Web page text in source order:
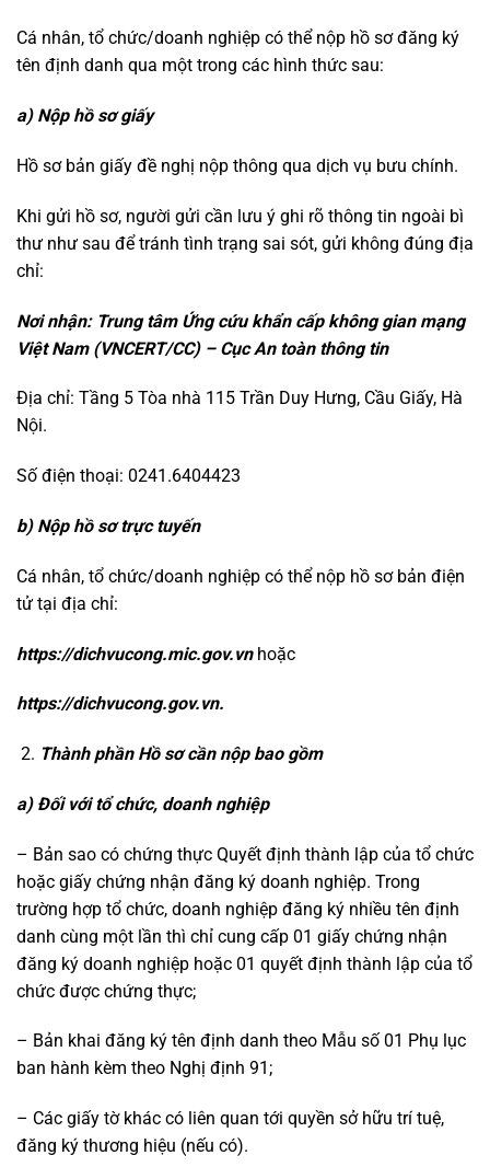
Cá nhân, tổ chức/doanh nghiệp có thể nộp hồ sơ đăng ký
tên định danh qua một trong các hình thức sau:
a) Nộp hồ sơ giấy
Hồ sơ bản giấy đề nghị nộp thông qua dịch vụ bưu chính.
Khi gửi hồ sơ, người gửi cần lưu ý ghi rõ thông tin ngoài bì
thư như sau để tránh tình trạng sai sót, gửi không đúng địa
chỉ:
Nơi nhận: Trung tâm Ứng cứu khẩn cấp không gian mạng
Việt Nam (VNCERT/CC) – Cục An toàn thông tin
Địa chỉ: Tầng 5 Tòa nhà 115 Trần Duy Hưng, Cầu Giấy, Hà
Nội.
Số điện thoại: 0241.6404423
b) Nộp hồ sơ trực tuyến
Cá nhân, tổ chức/doanh nghiệp có thể nộp hồ sơ bản điện
tử tại địa chỉ:
https://dichvucong.mic.gov.vnhoặc
https://dichvucong.gov.vn.
Thành phần Hồ sơ cần nộp bao gồm
a) Đối với tổ chức, doanh nghiệp
– Bản sao có chứng thực Quyết định thành lập của tổ chức
hoặc giấy chứng nhận đăng ký doanh nghiệp. Trong
trường hợp tổ chức, doanh nghiệp đăng ký nhiều tên định
danh cùng một lần thì chỉ cung cấp 01 giấy chứng nhận
đăng ký doanh nghiệp hoặc 01 quyết định thành lập của tổ
chức được chứng thực;
– Bản khai đăng ký tên định danh theo Mẫu số 01 Phụ lục
ban hành kèm theo Nghị định 91;
– Các giấy tờ khác có liên quan tới quyền sở hữu trí tuệ,
đăng ký thương hiệu (nếu có).